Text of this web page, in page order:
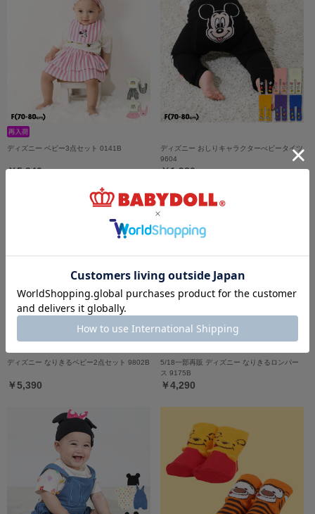
ディズニー ベビー3点セット 0141B
￥5,940
ディズニー おしりキャラクターべビータイツ
9604
￥1,980
ディズニー なりきるベビー2点セット 9802B
￥5,390
5/18一部再販 ディズニー なりきるロンパー
ス 9175B
￥4,290